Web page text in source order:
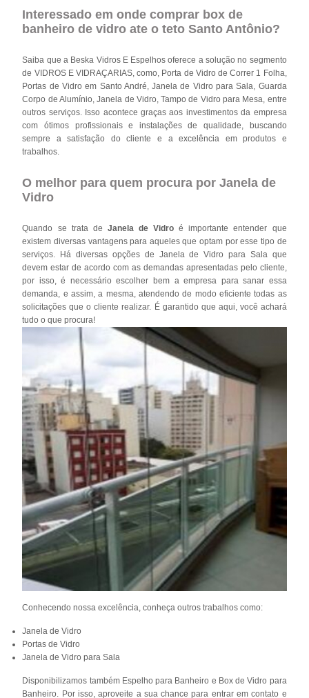
Interessado em onde comprar box de
banheiro de vidro ate o teto Santo Antônio?
Saiba que a Beska Vidros E Espelhos oferece a solução no segmento
de VIDROS E VIDRAÇARIAS, como, Porta de Vidro de Correr 1 Folha,
Portas de Vidro em Santo André, Janela de Vidro para Sala, Guarda
Corpo de Alumínio, Janela de Vidro, Tampo de Vidro para Mesa, entre
outros serviços. Isso acontece graças aos investimentos da empresa
com ótimos profissionais e instalações de qualidade, buscando
sempre a satisfação do cliente e a excelência em produtos e
trabalhos.
O melhor para quem procura por Janela de
Vidro
Quando se trata de Janela de Vidro é importante entender que
existem diversas vantagens para aqueles que optam por esse tipo de
serviços. Há diversas opções de Janela de Vidro para Sala que
devem estar de acordo com as demandas apresentadas pelo cliente,
por isso, é necessário escolher bem a empresa para sanar essa
demanda, e assim, a mesma, atendendo de modo eficiente todas as
solicitações que o cliente realizar. É garantido que aqui, você achará
tudo o que procura!
Conhecendo nossa excelência, conheça outros trabalhos como:
Janela de Vidro
Portas de Vidro
Janela de Vidro para Sala
Disponibilizamos também Espelho para Banheiro e Box de Vidro para
Banheiro. Por isso, aproveite a sua chance para entrar em contato e